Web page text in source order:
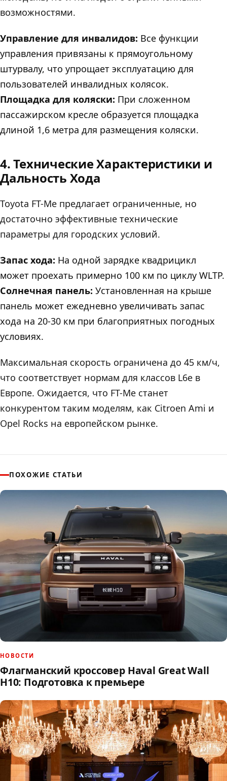
возможностями.
Управление для инвалидов: Все функции
управления привязаны к прямоугольному
штурвалу, что упрощает эксплуатацию для
пользователей инвалидных колясок.
Площадка для коляски: При сложенном
пассажирском кресле образуется площадка
длиной 1,6 метра для размещения коляски.
4. Технические Характеристики и
Дальность Хода
Toyota FT-Me предлагает ограниченные, но
достаточно эффективные технические
параметры для городских условий.
Запас хода: На одной зарядке квадрицикл
может проехать примерно 100 км по циклу WLTP.
Солнечная панель: Установленная на крыше
панель может ежедневно увеличивать запас
хода на 20-30 км при благоприятных погодных
условиях.
Максимальная скорость ограничена до 45 км/ч,
что соответствует нормам для классов L6e в
Европе. Ожидается, что FT-Me станет
конкурентом таким моделям, как Citroen Ami и
Opel Rocks на европейском рынке.
ПОХОЖИЕ СТАТЬИ
НОВОСТИ
Флагманский кроссовер Haval Great Wall
H10: Подготовка к премьере